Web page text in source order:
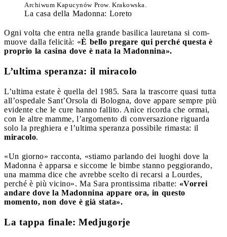
Archiwum Kapucynów Prow. Krakowska.
La casa della Madonna: Loreto
Ogni volta che entra nella grande basilica lauretana si com-
muove dalla felicità: «È bello pregare qui perché questa è
proprio la casina dove è nata la Madonnina».
L’ultima speranza: il miracolo
L’ultima estate è quella del 1985. Sara la trascorre quasi tutta
all’ospedale Sant’Orsola di Bologna, dove appare sempre più
evidente che le cure hanno fallito. Anìce ricorda che ormai,
con le altre mamme, l’argomento di conversazione riguarda
solo la preghiera e l’ultima speranza possibile rimasta: il
miracolo.
«Un giorno» racconta, «stiamo parlando dei luoghi dove la
Madonna è apparsa e siccome le bimbe stanno peggiorando,
una mamma dice che avrebbe scelto di recarsi a Lourdes,
perché è più vicino». Ma Sara prontissima ribatte: «Vorrei
andare dove la Madonnina appare ora, in questo
momento, non dove è già stata».
La tappa finale: Medjugorje